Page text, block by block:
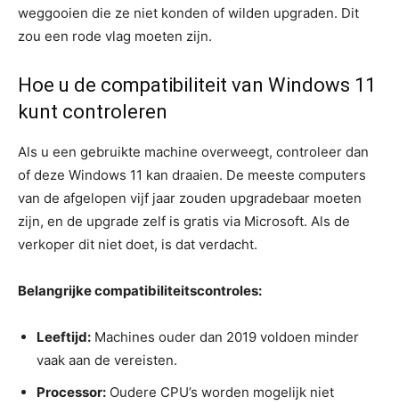
weggooien die ze niet konden of wilden upgraden. Dit
zou een rode vlag moeten zijn.
Hoe u de compatibiliteit van Windows 11
kunt controleren
Als u een gebruikte machine overweegt, controleer dan
of deze Windows 11 kan draaien. De meeste computers
van de afgelopen vijf jaar zouden upgradebaar moeten
zijn, en de upgrade zelf is gratis via Microsoft. Als de
verkoper dit niet doet, is dat verdacht.
Belangrijke compatibiliteitscontroles:
Leeftijd: Machines ouder dan 2019 voldoen minder
vaak aan de vereisten.
Processor: Oudere CPU’s worden mogelijk niet